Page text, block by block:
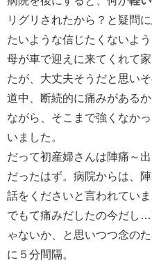
リグリされたから？と疑問
たいような信じたくないよ
母が車で迎えに来てくれて
たが、大丈夫そうだと思い
道中、断続的に痛みがある
ながら、そこまで強くなか
いました。
だって初産婦さんは陣痛～
だったはず。病院からは、
話をくださいと言われていま
でもて痛みだしたの今だし
ゃないか、と思いつつ念の
に５分間隔。